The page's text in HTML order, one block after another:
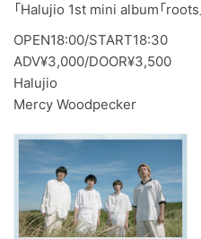
「Halujio 1st mini album「
OPEN18:00/START18:30
ADV¥3,000/DOOR¥3,500
Halujio
Mercy Woodpecker